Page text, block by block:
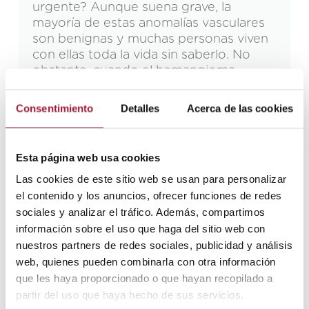
Consentimiento Detalles Acerca de las cookies
Esta página web usa cookies
Las cookies de este sitio web se usan para personalizar
el contenido y los anuncios, ofrecer funciones de redes
sociales y analizar el tráfico. Además, compartimos
información sobre el uso que haga del sitio web con
nuestros partners de redes sociales, publicidad y análisis
web, quienes pueden combinarla con otra información
que les haya proporcionado o que hayan recopilado a
partir del uso que haya hecho de sus servicios.
urgente? Aunque suena grave, la
mayoría de estas anomalías vasculares
son benignas y muchas personas viven
con ellas toda la vida sin saberlo. No
obstante, cuando el hemangioma
Leer más
BLOG
NEURORREHABILITACIÓN
NEUROLÓGICOS